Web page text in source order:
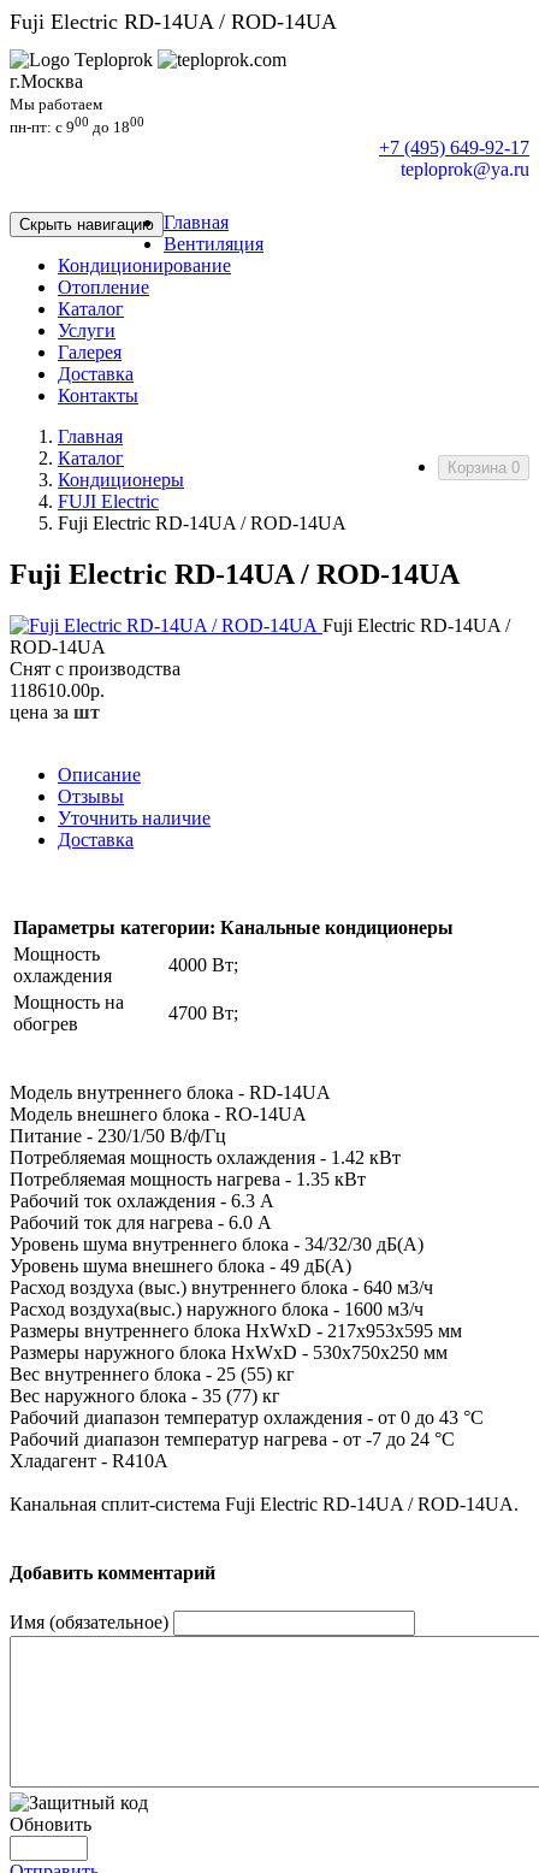
Fuji Electric RD-14UA / ROD-14UA
г.Москва
Мы работаем
пн-пт: c 900 до 1800
+7 (495) 649-92-17
teploprok@ya.ru
Скрыть навигацию Главная
Вентиляция
Кондиционирование
Отопление
Каталог
Услуги
Галерея
Доставка
Контакты
Корзина 0
Главная
Каталог
Кондиционеры
FUJI Electric
Fuji Electric RD-14UA / ROD-14UA
Fuji Electric RD-14UA / ROD-14UA
Fuji Electric RD-14UA /
ROD-14UA
Снят с производства
118610.00р.
цена за шт
Описание
Отзывы
Уточнить наличие
Доставка
Параметры категории: Канальные кондиционеры
Мощность
охлаждения
4000 Вт;
Мощность на
обогрев
4700 Вт;
Модель внутреннего блока - RD-14UA
Модель внешнего блока - RO-14UA
Питание - 230/1/50 В/ф/Гц
Потребляемая мощность охлаждения - 1.42 кВт
Потребляемая мощность нагрева - 1.35 кВт
Рабочий ток охлаждения - 6.3 А
Рабочий ток для нагрева - 6.0 А
Уровень шума внутреннего блока - 34/32/30 дБ(А)
Уровень шума внешнего блока - 49 дБ(А)
Расход воздуха (выс.) внутреннего блока - 640 м3/ч
Расход воздуха(выс.) наружного блока - 1600 м3/ч
Размеры внутреннего блока HxWxD - 217x953x595 мм
Размеры наружного блока HxWxD - 530x750x250 мм
Вес внутреннего блока - 25 (55) кг
Вес наружного блока - 35 (77) кг
Рабочий диапазон температур охлаждения - от 0 до 43 °C
Рабочий диапазон температур нагрева - от -7 до 24 °C
Хладагент - R410A
Канальная сплит-системa Fuji Electric RD-14UA / ROD-14UA.
Добавить комментарий
Имя (обязательное)
Обновить